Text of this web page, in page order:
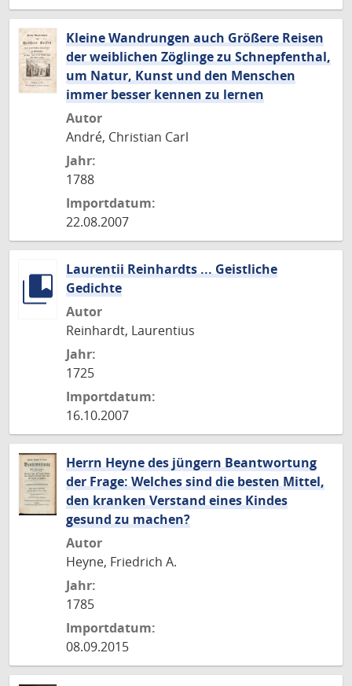
Kleine Wandrungen auch Größere Reisen
der weiblichen Zöglinge zu Schnepfenthal,
um Natur, Kunst und den Menschen
immer besser kennen zu lernen
Autor
André, Christian Carl
Jahr:
1788
Importdatum:
22.08.2007
Laurentii Reinhardts ... Geistliche
Gedichte
Autor
Reinhardt, Laurentius
Jahr:
1725
Importdatum:
16.10.2007
Herrn Heyne des jüngern Beantwortung
der Frage: Welches sind die besten Mittel,
den kranken Verstand eines Kindes
gesund zu machen?
Autor
Heyne, Friedrich A.
Jahr:
1785
Importdatum:
08.09.2015